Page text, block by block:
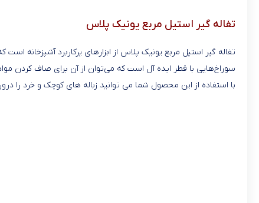
تفاله گیر استیل مربع یونیک پلاس
تفاله گیر استیل مربع یونیک پلاس از ابزارهای پرکاربرد
سوراخ‌هایی با قطر ایده آل است که می‌توان از آن برای صاف کردن
با استفاده از این محصول شما می توانید زباله های کوچک و خرد را